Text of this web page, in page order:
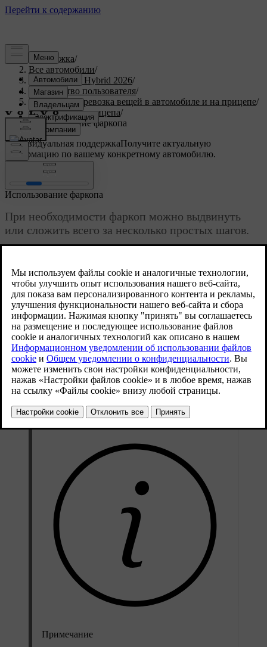
Поддержка/
Все автомобили/
XC90 Plug-in Hybrid 2026/
Руководство пользователя/
Загрузка и перевозка вещей в автомобиле и на прицепе/
Буксировка прицепа/
Использование фаркопа
Индивидуальная поддержкаПолучите актуальную
информацию по вашему конкретному автомобилю.
Использование фаркопа
При необходимости фаркоп можно выдвинуть
или сложить всего за несколько простых шагов.
автомобилю, например, стойки для велосипедов. Из
соображений безопасности важно тщательно следовать
инструкциям по использованию фаркопа.
Вы можете разблокировать фаркоп, нажав на кнопку
разблокировки фаркопа. Это позволяет выдвигать или
складывать фаркоп. Кнопку можно найти в правой части
багажника, на небольшой кнопочной панели.
Примечание